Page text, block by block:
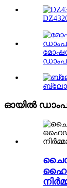
ഓയിൽ